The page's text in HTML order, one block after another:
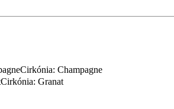
Cirkónia: Champagne
Cirkónia: Granat